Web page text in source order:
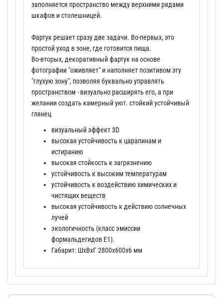
заполняется пространство между верхними рядами
шкафов и столешницей.
Фартук решает сразу две задачи. Во-первых, это
простой уход в зоне, где готовится пища.
Во-вторых, декоративный фартук на основе
фотографии "оживляет" и наполняет позитивом эту
"глухую зону", позволяя буквально управлять
пространством - визуально расширять его, а при
желании создать камерный уют. стойкий устойчивый
глянец
визуальный эффект 3D
высокая устойчивость к царапинам и
истиранию
высокая стойкость к загрязнению
устойчивость к высоким температурам
устойчивость к воздействию химических и
чистящих веществ
высокая устойчивость к действию солнечных
лучей
экологичность (класс эмиссии
формальдегидов Е1).
Габарит: ШхВхГ 2800х600х6 мм